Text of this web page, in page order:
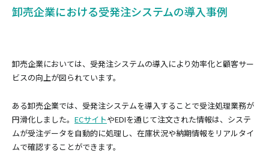
卸売企業における受発注システムの導入事例
卸売企業においては、受発注システムの導入により効率化と顧客サー
ビスの向上が図られています。
ある卸売企業では、受発注システムを導入することで受注処理業務が
円滑化しました。 ECサイトやEDIを通じて注文された情報は、システ
ムが受注データを自動的に処理し、在庫状況や納期情報をリアルタイ
ムで確認することができます。